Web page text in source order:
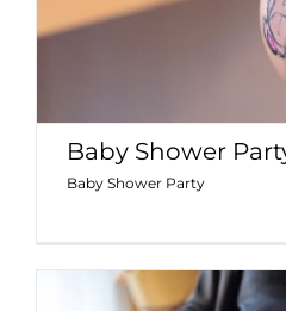
Baby Shower
Baby Shower Party